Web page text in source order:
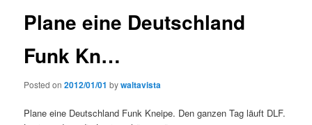
Plane eine Deutschland
Funk Kn…
Posted on2012/01/01 bywaltavista
Plane eine Deutschland Funk Kneipe. Den ganzen Tag läuft DLF.